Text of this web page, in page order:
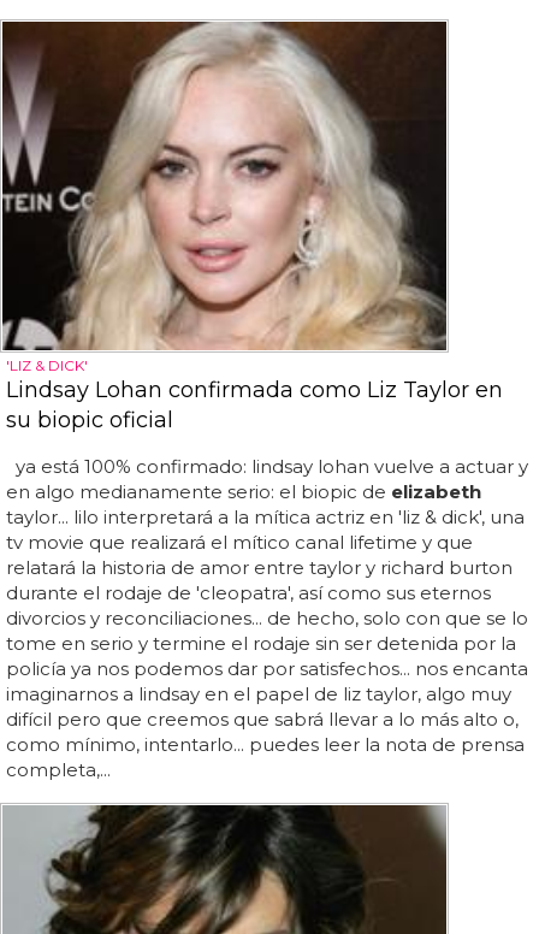
'LIZ & DICK'
Lindsay Lohan confirmada como Liz Taylor en
su biopic oficial
ya está 100% confirmado: lindsay lohan vuelve a actuar y
en algo medianamente serio: el biopic de elizabeth
taylor... lilo interpretará a la mítica actriz en 'liz & dick', una
tv movie que realizará el mítico canal lifetime y que
relatará la historia de amor entre taylor y richard burton
durante el rodaje de 'cleopatra', así como sus eternos
divorcios y reconciliaciones... de hecho, solo con que se lo
tome en serio y termine el rodaje sin ser detenida por la
policía ya nos podemos dar por satisfechos... nos encanta
imaginarnos a lindsay en el papel de liz taylor, algo muy
difícil pero que creemos que sabrá llevar a lo más alto o,
como mínimo, intentarlo... puedes leer la nota de prensa
completa,...